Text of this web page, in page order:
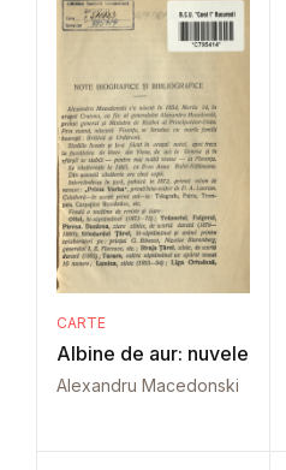
CARTE
Albine de aur: nuvele
Alexandru Macedonski